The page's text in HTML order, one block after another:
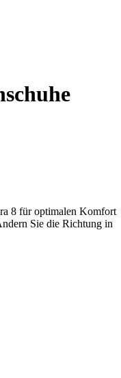
8 für optimalen Komfort
Sie die Richtung in